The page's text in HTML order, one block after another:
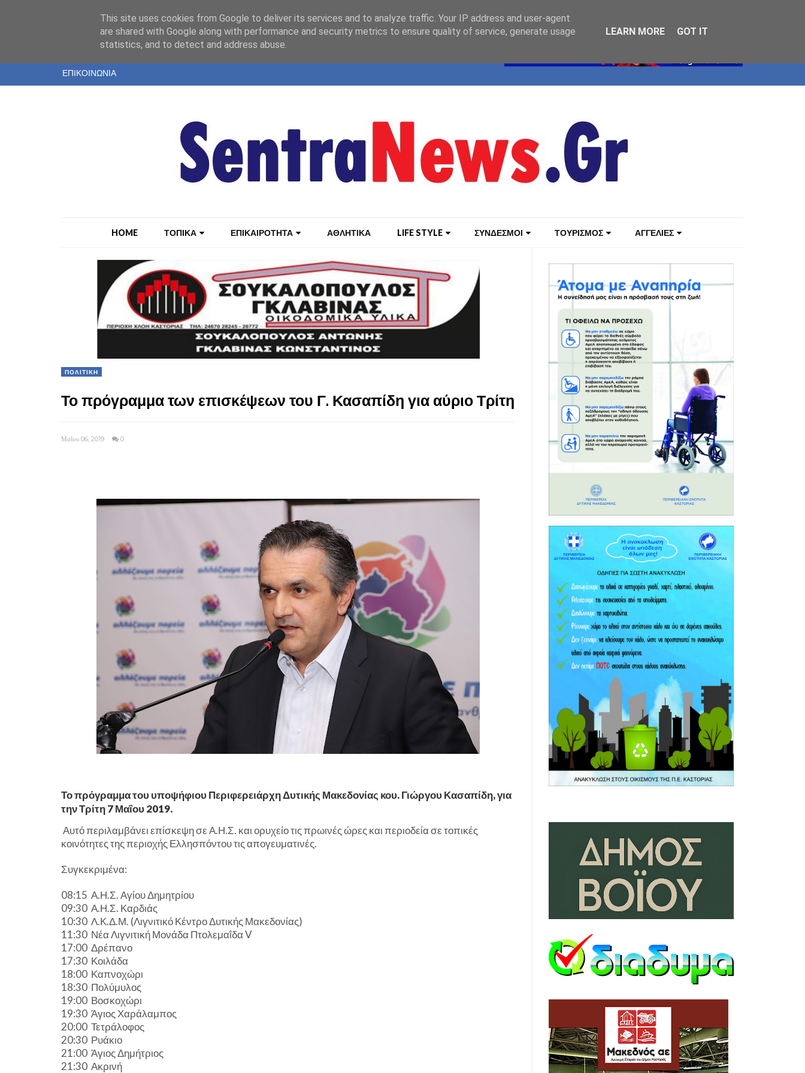
ΤΑΥΤΟΤΗΤΑ
ΕΝΤΥΠΗ ΕΚΔΟΣΗ
ΕΠΙΚΟΙΝΩΝΙΑ
HOME ΤΟΠΙΚΑ ΕΠΙΚΑΙΡΟΤΗΤΑ ΑΘΛΗΤΙΚΑ LIFE STYLE ΣΥΝΔΕΣΜΟΙ ΤΟΥΡΙΣΜΟΣ ΑΓΓΕΛΙΕΣ
ΠΟΛΙΤΙΚΗ
Το πρόγραμμα των επισκέψεων του Γ. Κασαπίδη για αύριο Τρίτη
Μαΐου 06, 2019 0
Το πρόγραμμα του υποψήφιου Περιφερειάρχη Δυτικής Μακεδονίας κου. Γιώργου Κασαπίδη, για
την Τρίτη 7 Μαΐου 2019.
Αυτό περιλαμβάνει επίσκεψη σε Α.Η.Σ. και ορυχείο τις πρωινές ώρες και περιοδεία σε τοπικές
κοινότητες της περιοχής Ελλησπόντου τις απογευματινές.
Συγκεκριμένα:
08:15 Α.Η.Σ. Αγίου Δημητρίου
09:30 Α.Η.Σ. Καρδιάς
10:30 Λ.Κ.Δ.Μ. (Λιγνιτικό Κέντρο Δυτικής Μακεδονίας)
11:30 Νέα Λιγνιτική Μονάδα Πτολεμαΐδα V
17:00 Δρέπανο
17:30 Κοιλάδα
18:00 Καπνοχώρι
18:30 Πολύμυλος
19:00 Βοσκοχώρι
19:30 Άγιος Χαράλαμπος
20:00 Τετράλοφος
20:30 Ρυάκιο
21:00 Άγιος Δημήτριος
21:30 Ακρινή
This site uses cookies from Google to deliver its services and to analyze traffic. Your IP address and user-agent
are shared with Google along with performance and security metrics to ensure quality of service, generate usage
statistics, and to detect and address abuse.
LEARN MORE GOT IT